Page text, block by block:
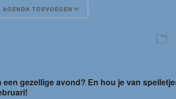
AGENDA TOEVOEGEN
een gezellige avond? En hou je van